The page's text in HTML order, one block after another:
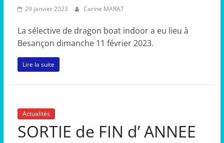
29 janvier 2023 Carine MARAT
La sélective de dragon boat indoor a eu lieu à
Besançon dimanche 11 février 2023.
Lire la suite
Actualités
SORTIE de FIN d’ ANNEE